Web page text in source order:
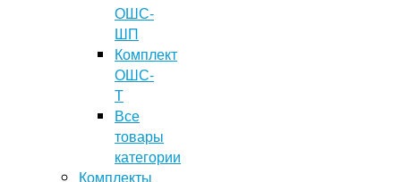
ОШС-
ШП
Комплект
ОШС-
Т
Все
товары
категории
Комплекты